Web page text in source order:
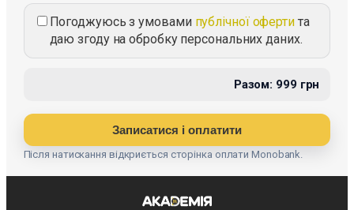
Погоджуюсь з умовами публічної офертита
даю згоду на обробку персональних даних.
Разом: 999 грн
Записатися і оплатити
Після натискання відкриється сторінка оплати Monobank.